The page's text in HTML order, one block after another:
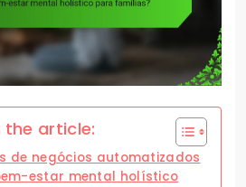
the article:
de negócios automatizados
estar mental holístico